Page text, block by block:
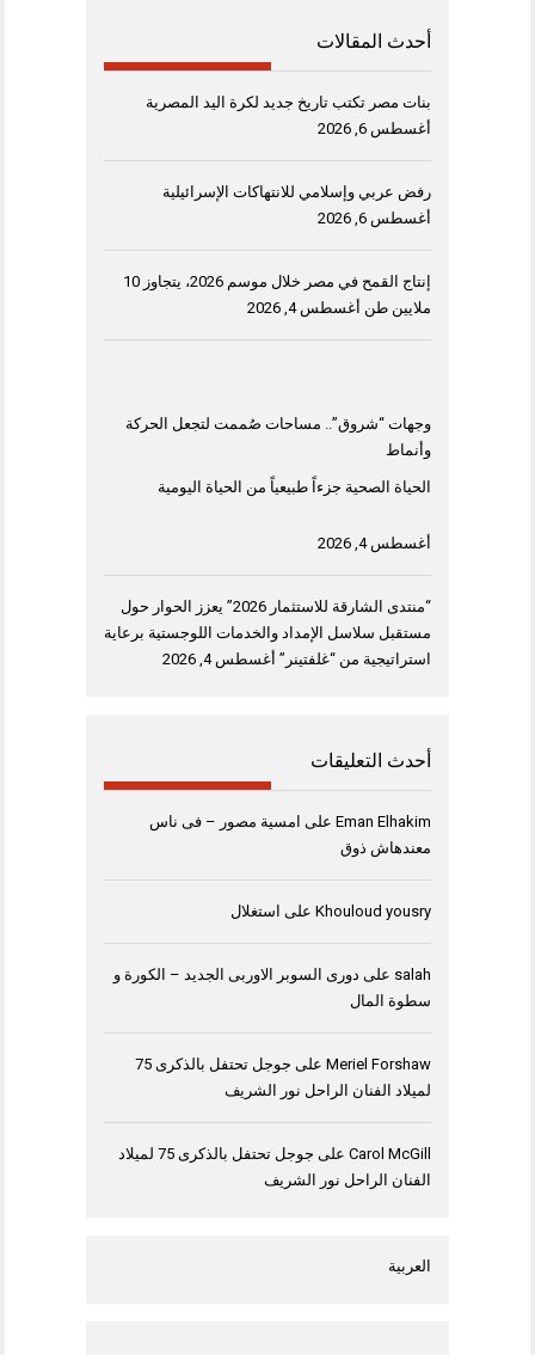
أحدث المقالات
بنات مصر تكتب تاريخ جديد لكرة اليد المصرية
أغسطس 6, 2026
رفض عربي وإسلامي للانتهاكات الإسرائيلية
أغسطس 6, 2026
إنتاج القمح في مصر خلال موسم 2026، يتجاوز 10
ملايين طن أغسطس 4, 2026
وجهات “شروق”.. مساحات صُممت لتجعل الحركة
وأنماط
الحياة الصحية جزءاً طبيعياً من الحياة اليومية
أغسطس 4, 2026
“منتدى الشارقة للاستثمار 2026” يعزز الحوار حول
مستقبل سلاسل الإمداد والخدمات اللوجستية برعاية
استراتيجية من “غلفتينر” أغسطس 4, 2026
أحدث التعليقات
Eman Elhakim على امسية مصور – فى ناس
معندهاش ذوق
Khouloud yousry على استغلال
salah على دورى السوبر الاوربى الجديد – الكورة و
سطوة المال
Meriel Forshaw على
جوجل تحتفل بالذكرى 75
لميلاد الفنان الراحل نور الشريف
Carol McGill على
جوجل تحتفل بالذكرى 75 لميلاد
الفنان الراحل نور الشريف
العربية